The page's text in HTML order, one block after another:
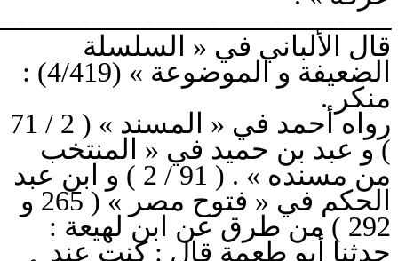
ـــــــــــــــــــــــــــــــــــــــــــــــــ
قال الألباني في « السلسلة
الضعيفة و الموضوعة » (4/419) :
منكر ‎.
رواه أحمد في « المسند » ( 2 / 71
) و عبد بن حميد في « المنتخب
من مسنده » . ( 91 / 2 ) و ابن عبد
الحكم في « ‎فتوح مصر » ( 265 و
292 ) من طرق عن ابن لهيعة :
حدثنا أبو طعمة قال : كنت عند